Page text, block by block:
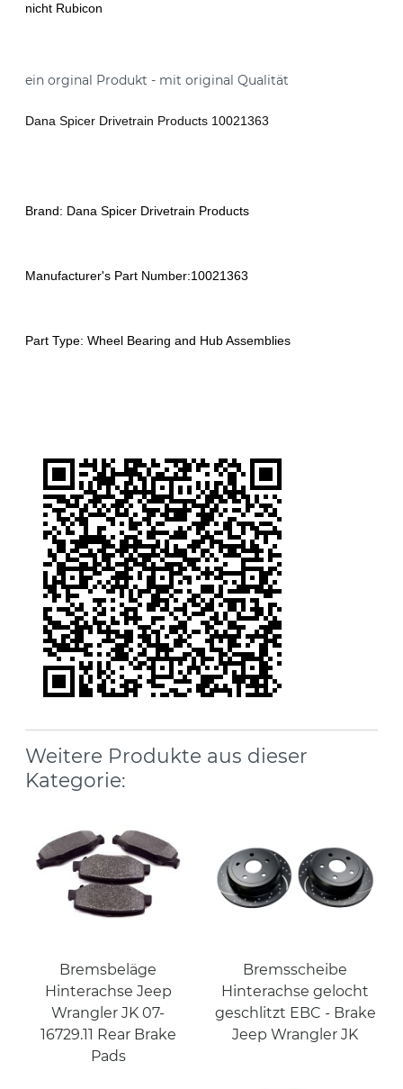
nicht Rubicon
ein orginal Produkt - mit original Qualität
Dana Spicer Drivetrain Products 10021363
Brand: Dana Spicer Drivetrain Products
Manufacturer's Part Number:10021363
Part Type: Wheel Bearing and Hub Assemblies
Weitere Produkte aus dieser
Kategorie:
Bremsbeläge
Hinterachse Jeep
Wrangler JK 07-
16729.11 Rear Brake
Pads
Bremsscheibe
Hinterachse gelocht
geschlitzt EBC - Brake
Jeep Wrangler JK